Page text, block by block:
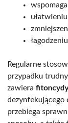
Regularne
przypadku
zawiera fitoncydy
dezynfekującego
przebiega